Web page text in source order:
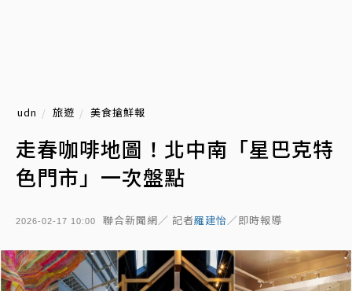
udn 旅遊 美食搶鮮報
走春咖啡地圖！北中南「星巴克特
色門市」一次盤點
2026-02-17 10:00 聯合新聞網／ 記者羅建怡／即時報導